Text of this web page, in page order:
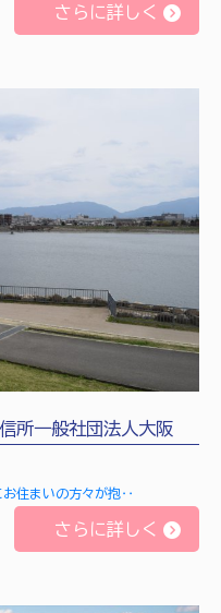
さらに詳しく
所一般社団法人大阪
お住まいの方々が抱‥
さらに詳しく